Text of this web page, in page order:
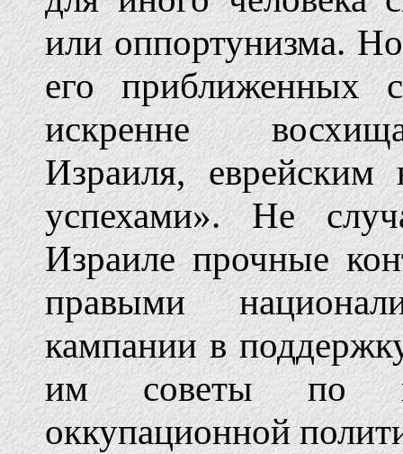
или оппортунизма.
его приближенных
искренне
Израиля, еврейским
успехами». Не
Израиле прочные
правыми
кампании в
им советы по
оккупационной